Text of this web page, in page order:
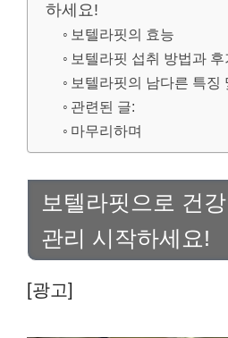
하세요!
보텔라핏의 효능
보텔라핏 섭취 방법과 후
보텔라핏의 남다른 특징
관련된 글:
마무리하며
보텔라핏으로 건
관리 시작하세요!
[광고]